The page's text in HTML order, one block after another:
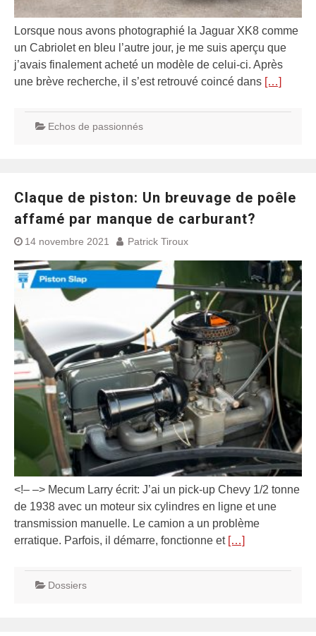
Lorsque nous avons photographié la Jaguar XK8 comme
un Cabriolet en bleu l’autre jour, je me suis aperçu que
j’avais finalement acheté un modèle de celui-ci. Après
une brève recherche, il s’est retrouvé coincé dans […]
Echos de passionnés
Claque de piston: Un breuvage de poêle
affamé par manque de carburant?
14 novembre 2021 Patrick Tiroux
<!– –> Mecum Larry écrit: J’ai un pick-up Chevy 1/2 tonne
de 1938 avec un moteur six cylindres en ligne et une
transmission manuelle. Le camion a un problème
erratique. Parfois, il démarre, fonctionne et […]
Dossiers